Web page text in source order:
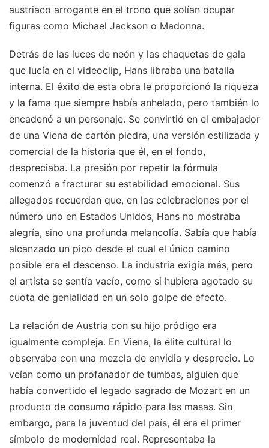
austriaco arrogante en el trono que solían ocupar
figuras como Michael Jackson o Madonna.
Detrás de las luces de neón y las chaquetas de gala
que lucía en el videoclip, Hans libraba una batalla
interna. El éxito de esta obra le proporcionó la riqueza
y la fama que siempre había anhelado, pero también lo
encadenó a un personaje. Se convirtió en el embajador
de una Viena de cartón piedra, una versión estilizada y
comercial de la historia que él, en el fondo,
despreciaba. La presión por repetir la fórmula
comenzó a fracturar su estabilidad emocional. Sus
allegados recuerdan que, en las celebraciones por el
número uno en Estados Unidos, Hans no mostraba
alegría, sino una profunda melancolía. Sabía que había
alcanzado un pico desde el cual el único camino
posible era el descenso. La industria exigía más, pero
el artista se sentía vacío, como si hubiera agotado su
cuota de genialidad en un solo golpe de efecto.
La relación de Austria con su hijo pródigo era
igualmente compleja. En Viena, la élite cultural lo
observaba con una mezcla de envidia y desprecio. Lo
veían como un profanador de tumbas, alguien que
había convertido el legado sagrado de Mozart en un
producto de consumo rápido para las masas. Sin
embargo, para la juventud del país, él era el primer
símbolo de modernidad real. Representaba la